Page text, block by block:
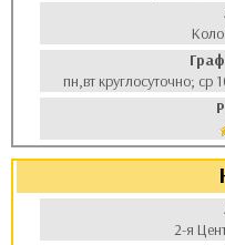
пн,вт круглосуточно; ср
2-я